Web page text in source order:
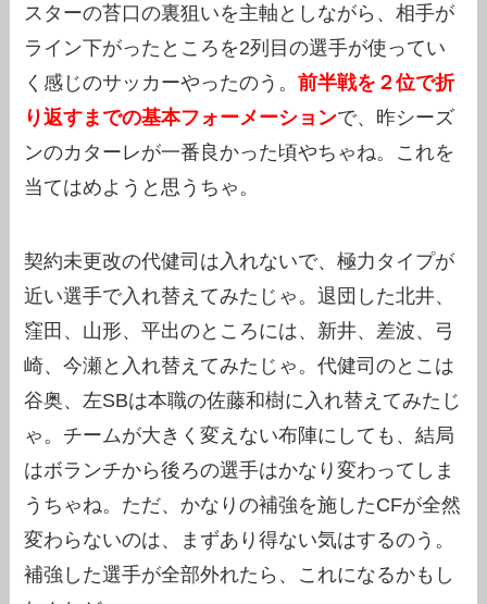
スターの苔口の裏狙いを主軸としながら、相手が
ライン下がったところを2列目の選手が使ってい
く感じのサッカーやったのう。前半戦を２位で折
り返すまでの基本フォーメーションで、昨シーズ
ンのカターレが一番良かった頃やちゃね。これを
当てはめようと思うちゃ。
契約未更改の代健司は入れないで、極力タイプが
近い選手で入れ替えてみたじゃ。退団した北井、
窪田、山形、平出のところには、新井、差波、弓
崎、今瀬と入れ替えてみたじゃ。代健司のとこは
谷奥、左SBは本職の佐藤和樹に入れ替えてみたじ
ゃ。チームが大きく変えない布陣にしても、結局
はボランチから後ろの選手はかなり変わってしま
うちゃね。ただ、かなりの補強を施したCFが全然
変わらないのは、まずあり得ない気はするのう。
補強した選手が全部外れたら、これになるかもし